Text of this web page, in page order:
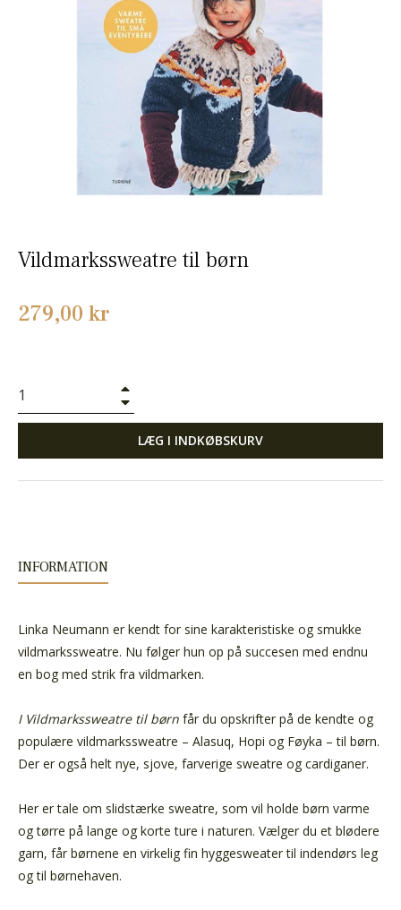
Vildmarkssweatre til børn
Normalpris
279,00 kr
LÆG I INDKØBSKURV
INFORMATION
Linka Neumann er kendt for sine karakteristiske og smukke
vildmarkssweatre. Nu følger hun op på succesen med endnu
en bog med strik fra vildmarken.
I Vildmarkssweatre til børn får du opskrifter på de kendte og
populære vildmarkssweatre – Alasuq, Hopi og Føyka – til børn.
Der er også helt nye, sjove, farverige sweatre og cardiganer.
Her er tale om slidstærke sweatre, som vil holde børn varme
og tørre på lange og korte ture i naturen. Vælger du et blødere
garn, får børnene en virkelig fin hyggesweater til indendørs leg
og til børnehaven.